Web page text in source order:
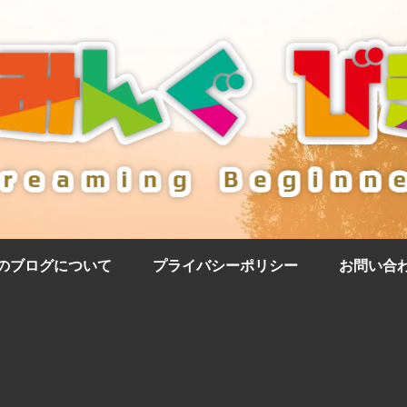
ブログについて プライバシーポリシー お問い合